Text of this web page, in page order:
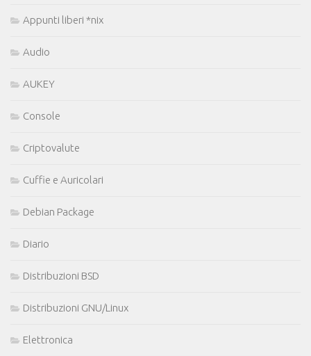
Appunti liberi *nix
Audio
AUKEY
Console
Criptovalute
Cuffie e Auricolari
Debian Package
Diario
Distribuzioni BSD
Distribuzioni GNU/Linux
Elettronica